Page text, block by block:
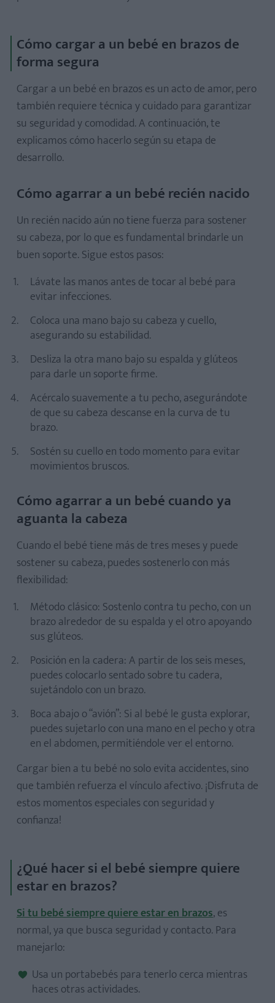
Cómo cargar a un bebé en brazos de
forma segura
Cargar a un bebé en brazos es un acto de amor, pero
también requiere técnica y cuidado para garantizar
su seguridad y comodidad. A continuación, te
explicamos cómo hacerlo según su etapa de
desarrollo.
Cómo agarrar a un bebé recién nacido
Un recién nacido aún no tiene fuerza para sostener
su cabeza, por lo que es fundamental brindarle un
buen soporte. Sigue estos pasos:
Lávate las manos antes de tocar al bebé para
evitar infecciones.
Coloca una mano bajo su cabeza y cuello,
asegurando su estabilidad.
Desliza la otra mano bajo su espalda y glúteos
para darle un soporte firme.
Acércalo suavemente a tu pecho, asegurándote
de que su cabeza descanse en la curva de tu
brazo.
Sostén su cuello en todo momento para evitar
movimientos bruscos.
Cómo agarrar a un bebé cuando ya
aguanta la cabeza
Cuando el bebé tiene más de tres meses y puede
sostener su cabeza, puedes sostenerlo con más
flexibilidad:
Método clásico: Sostenlo contra tu pecho, con un
brazo alrededor de su espalda y el otro apoyando
sus glúteos.
Posición en la cadera: A partir de los seis meses,
puedes colocarlo sentado sobre tu cadera,
sujetándolo con un brazo.
Boca abajo o “avión”: Si al bebé le gusta explorar,
puedes sujetarlo con una mano en el pecho y otra
en el abdomen, permitiéndole ver el entorno.
Cargar bien a tu bebé no solo evita accidentes, sino
que también refuerza el vínculo afectivo. ¡Disfruta de
estos momentos especiales con seguridad y
confianza!
¿Qué hacer si el bebé siempre quiere
estar en brazos?
Si tu bebé siempre quiere estar en brazos, es
normal, ya que busca seguridad y contacto. Para
manejarlo:
Usa un portabebés para tenerlo cerca mientras
haces otras actividades.